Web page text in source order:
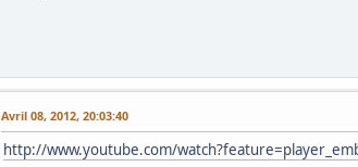
Avril 08, 2012, 20:03:40
http://www.youtube.com/